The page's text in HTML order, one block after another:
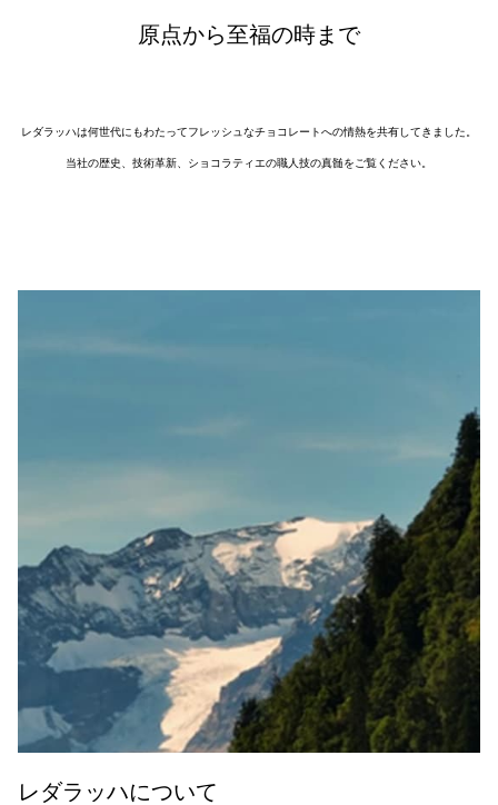
レダラッハは何世代にもわたってフレッシュなチョコレートへの情熱を共有してきました。
レダラッハについて